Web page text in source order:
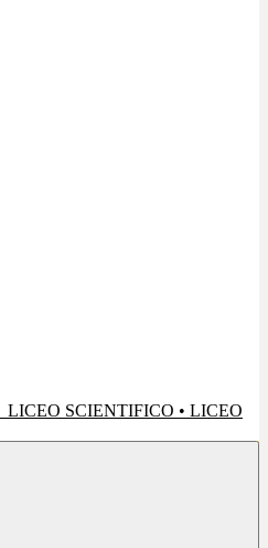
LICEO SCIENTIFICO • LICEO